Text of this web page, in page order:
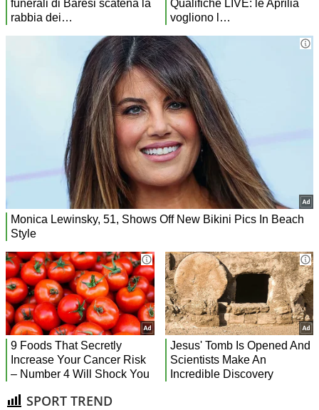
SPORT TREND